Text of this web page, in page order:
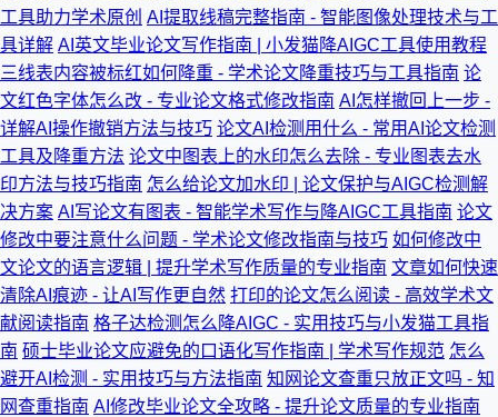
工具助力学术原创 AI提取线稿完整指南 - 智能图像处理技术与工
具详解 AI英文毕业论文写作指南 | 小发猫降AIGC工具使用教程
三线表内容被标红如何降重 - 学术论文降重技巧与工具指南 论
文红色字体怎么改 - 专业论文格式修改指南 AI怎样撤回上一步 -
详解AI操作撤销方法与技巧 论文AI检测用什么 - 常用AI论文检测
工具及降重方法 论文中图表上的水印怎么去除 - 专业图表去水
印方法与技巧指南 怎么给论文加水印 | 论文保护与AIGC检测解
决方案 AI写论文有图表 - 智能学术写作与降AIGC工具指南 论文
修改中要注意什么问题 - 学术论文修改指南与技巧 如何修改中
文论文的语言逻辑 | 提升学术写作质量的专业指南 文章如何快速
清除AI痕迹 - 让AI写作更自然 打印的论文怎么阅读 - 高效学术文
献阅读指南 格子达检测怎么降AIGC - 实用技巧与小发猫工具指
南 硕士毕业论文应避免的口语化写作指南 | 学术写作规范 怎么
避开AI检测 - 实用技巧与方法指南 知网论文查重只放正文吗 - 知
网查重指南 AI修改毕业论文全攻略 - 提升论文质量的专业指南